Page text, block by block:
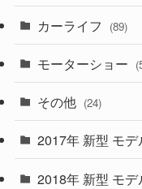
(6)
(9)
(27)
(26)
カーライフ (89)
モーターショー
その他 (24)
2017年 新型 モ
2018年 新型 モ